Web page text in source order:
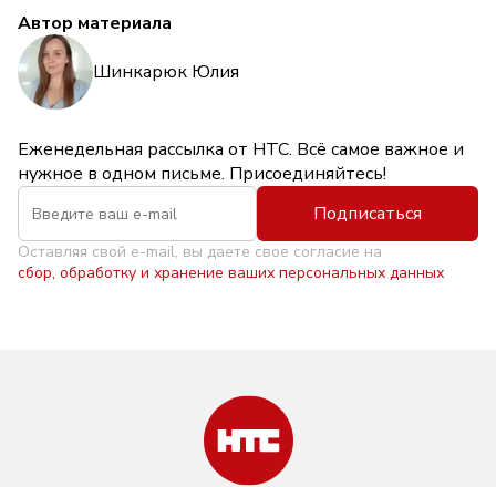
Автор материала
Шинкарюк Юлия
Еженедельная рассылка от НТС. Всё самое важное и
нужное в одном письме. Присоединяйтесь!
Подписаться
Оставляя свой e-mail, вы даете свое согласие на
сбор, обработку и хранение ваших персональных данных